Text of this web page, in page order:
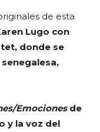
de esta
Lugo con
donde se
Emocionesde
y la voz del